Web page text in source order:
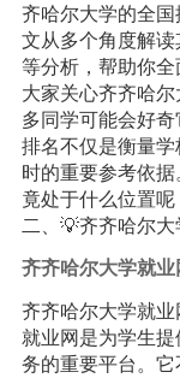
齐哈尔大学的全
文从多个角度解
等分析，帮助你
大家关心齐齐哈
多同学可能会好
排名不仅是衡量
时的重要参考依
竟处于什么位置呢
二、💡齐齐哈尔
齐齐哈尔大学就业
齐齐哈尔大学就
就业网是为学生
务的重要平台。